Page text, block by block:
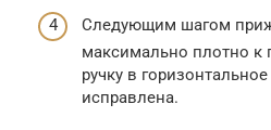
Следующим шагом
максимально плотно к
ручку в
исправлена.